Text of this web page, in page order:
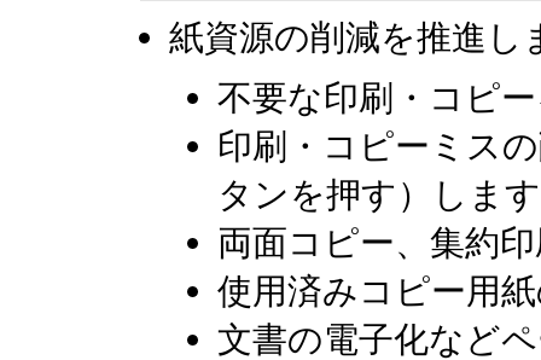
紙資源の削減を推進し
不要な印刷・コピ
印刷・コピーミス
タンを押す）します
両面コピー、集約
使用済みコピー用
文書の電子化など